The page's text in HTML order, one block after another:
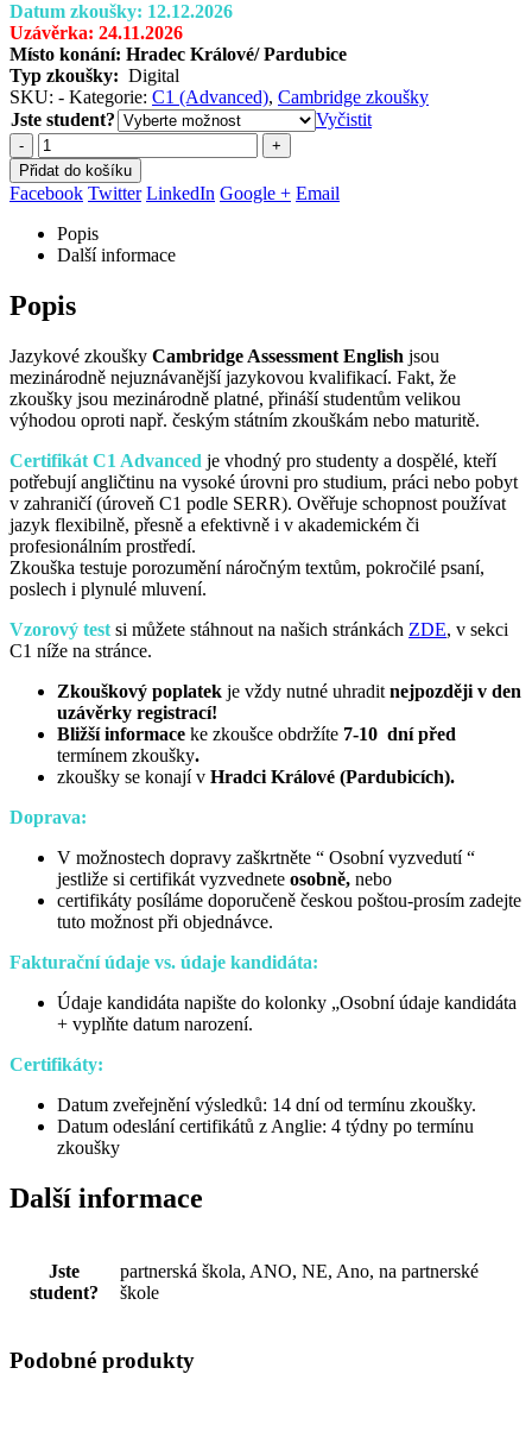
5
178 Kč
až
5
450 Kč
Datum zkoušky: 12.12.2026
Uzávěrka: 24.11.2026
Místo konání: Hradec Králové/ Pardubice
Typ zkoušky: Digital
SKU: - Kategorie: C1 (Advanced), Cambridge zkoušky
Jste student?
Vyčistit
-
+
Přidat do košíku
Facebook Twitter LinkedIn Google + Email
Popis
Další informace
Popis
Jazykové zkoušky Cambridge Assessment English jsou
mezinárodně nejuznávanější jazykovou kvalifikací. Fakt, že
zkoušky jsou mezinárodně platné, přináší studentům velikou
výhodou oproti např. českým státním zkouškám nebo maturitě.
Certifikát C1 Advanced je vhodný pro studenty a dospělé, kteří
potřebují angličtinu na vysoké úrovni pro studium, práci nebo pobyt
v zahraničí (úroveň C1 podle SERR). Ověřuje schopnost používat
jazyk flexibilně, přesně a efektivně i v akademickém či
profesionálním prostředí.
Zkouška testuje porozumění náročným textům, pokročilé psaní,
poslech i plynulé mluvení.
Vzorový test si můžete stáhnout na našich stránkách ZDE, v sekci
C1 níže na stránce.
Zkouškový poplatek je vždy nutné uhradit nejpozději v den
uzávěrky registrací!
Bližší informace ke zkoušce obdržíte 7-10 dní před
termínem zkoušky.
zkoušky se konají v Hradci Králové (Pardubicích).
Doprava:
V možnostech dopravy zaškrtněte “ Osobní vyzvedutí “
jestliže si certifikát vyzvednete osobně, nebo
certifikáty posíláme doporučeně českou poštou-prosím zadejte
tuto možnost při objednávce.
Fakturační údaje vs. údaje kandidáta:
Údaje kandidáta napište do kolonky „Osobní údaje kandidáta
+ vyplňte datum narození.
Certifikáty:
Datum zveřejnění výsledků: 14 dní od termínu zkoušky.
Datum odeslání certifikátů z Anglie: 4 týdny po termínu
zkoušky
Další informace
Jste
student?
partnerská škola, ANO, NE, Ano, na partnerské
škole
Podobné produkty